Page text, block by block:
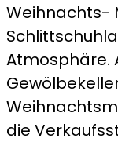
Weihnachts-
Atmosphäre.
die